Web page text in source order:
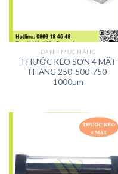
DANH MỤC HÃNG
THƯỚC KÉO SƠN 4 MẶT
THANG 250-500-750-
1000µm